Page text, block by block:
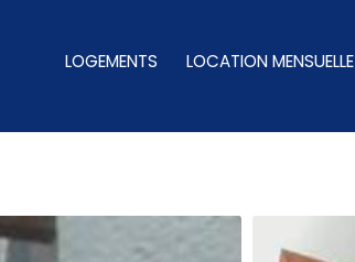
LOGEMENTS LOCATION MENSUELLE